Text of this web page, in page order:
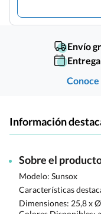
Envío
Conoce
Información
Sobre el
Modelo: Sunsox
Características
Dimensiones: 25,8 x